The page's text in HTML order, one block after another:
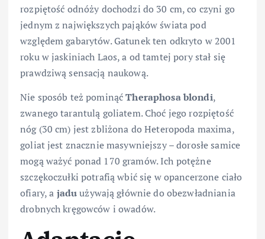
rozpiętość odnóży dochodzi do 30 cm, co czyni go
jednym z największych pająków świata pod
względem gabarytów. Gatunek ten odkryto w 2001
roku w jaskiniach Laos, a od tamtej pory stał się
prawdziwą sensacją naukową.
Nie sposób też pominąćTheraphosa blondi,
zwanego tarantulą goliatem. Choć jego rozpiętość
nóg (30 cm) jest zbliżona do Heteropoda maxima,
goliat jest znacznie masywniejszy – dorosłe samice
mogą ważyć ponad 170 gramów. Ich potężne
szczękoczułki potrafią wbić się w opancerzone ciało
ofiary, a jaduużywają głównie do obezwładniania
drobnych kręgowców i owadów.